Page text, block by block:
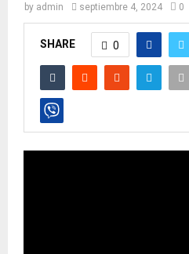
by admin septiembre 4, 2024 0
SHARE 0